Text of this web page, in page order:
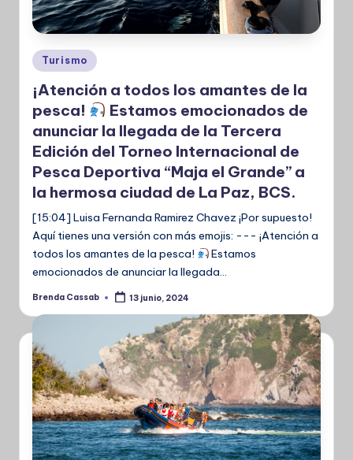
Publicado
en
Turismo
¡Atención a todos los amantes de la
pesca!
Estamos emocionados de
anunciar la llegada de la Tercera
Edición del Torneo Internacional de
Pesca Deportiva “Maja el Grande” a
la hermosa ciudad de La Paz, BCS.
[15:04] Luisa Fernanda Ramirez Chavez ¡Por supuesto!
Aquí tienes una versión con más emojis: --- ¡Atención a
todos los amantes de la pesca!
Estamos
emocionados de anunciar la llegada…
Publicado
Brenda Cassab 13 junio, 2024